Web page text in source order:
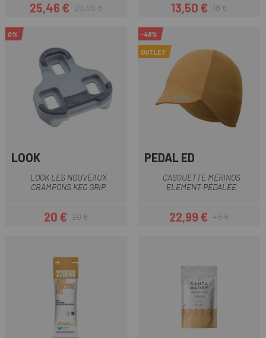
Prix
25,46 €Prix habituel
29,95 €
Prix
13,50 €Prix habituel
18 €
0%
LOOK
LOOK LES NOUVEAUX
CRAMPONS KEO GRIP
Prix
20 €Prix habituel
20 €
-48%
OUTLET
PEDAL ED
CASQUETTE MÉRINOS
ELEMENT PÉDALÉE
Prix
22,99 €Prix habituel
45 €